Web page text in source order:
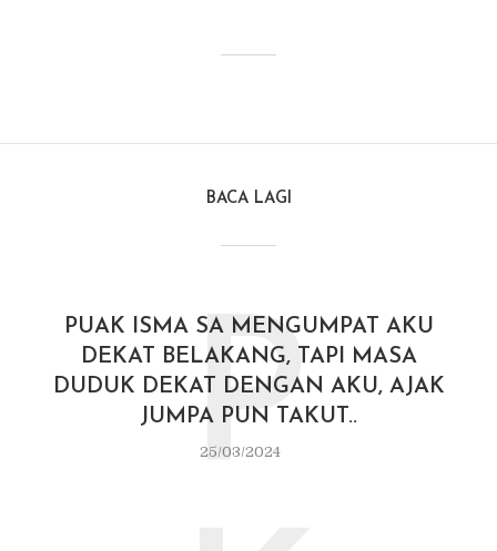
BACA LAGI
PUAK ISMA SA MENGUMPAT AKU
DEKAT BELAKANG, TAPI MASA
DUDUK DEKAT DENGAN AKU, AJAK
JUMPA PUN TAKUT..
25/03/2024
P